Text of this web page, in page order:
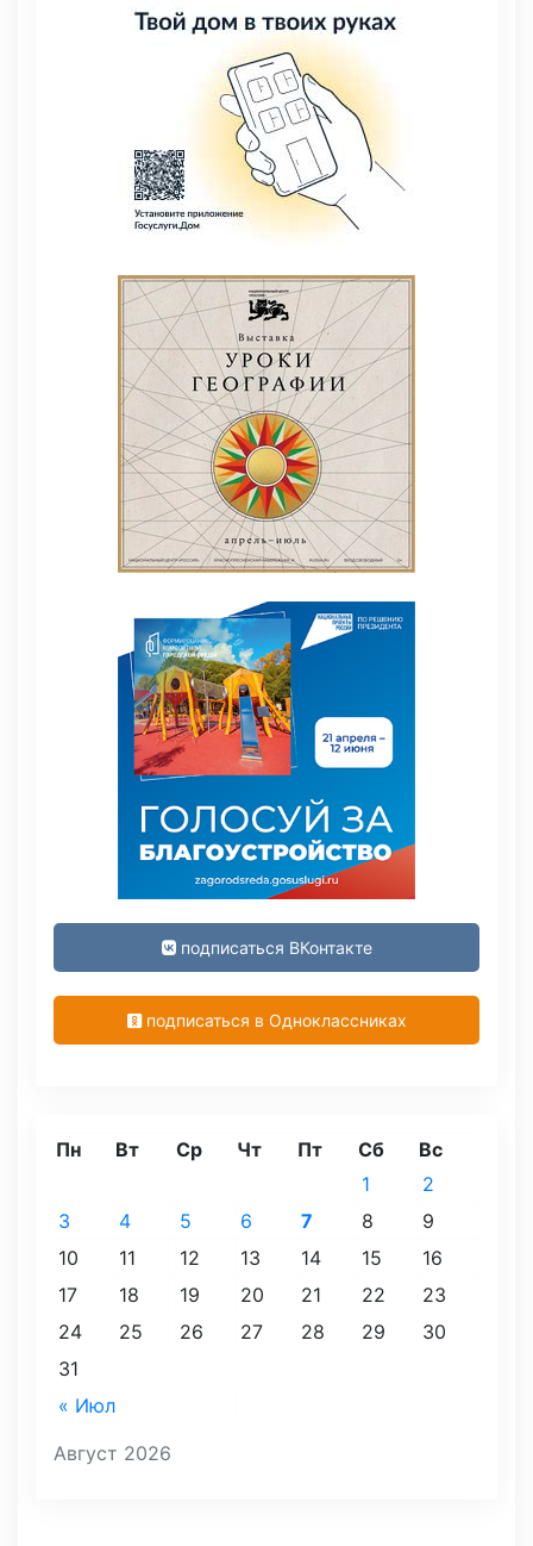
подписаться ВКонтакте
подписаться в Одноклассниках
Август 2026
Пн Вт Ср Чт Пт Сб Вс
« Июл
1
2
3
4 5 6 7 8
9
10
11 12 13 14 15
16
17
18 19 20 21 22
23
24
25 26 27 28 29
30
31